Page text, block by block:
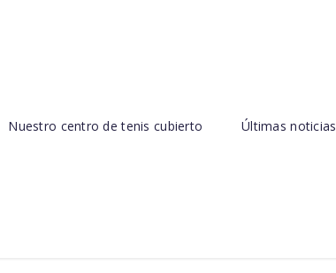
Nuestro centro de tenis cubierto Últimas noticias